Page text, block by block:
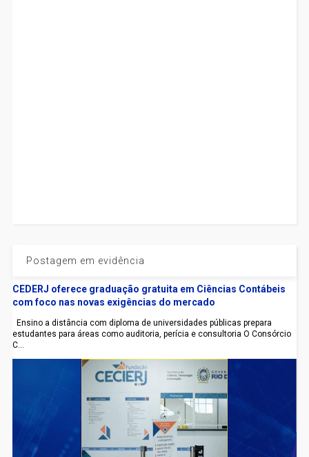
Postagem em evidência
CEDERJ oferece graduação gratuita em Ciências Contábeis
com foco nas novas exigências do mercado
Ensino a distância com diploma de universidades públicas prepara
estudantes para áreas como auditoria, perícia e consultoria O Consórcio
C...